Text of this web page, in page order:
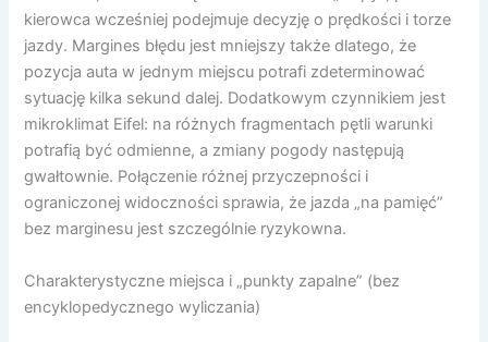
kierowca wcześniej podejmuje decyzję o prędkości i torze
jazdy. Margines błędu jest mniejszy także dlatego, że
pozycja auta w jednym miejscu potrafi zdeterminować
sytuację kilka sekund dalej. Dodatkowym czynnikiem jest
mikroklimat Eifel: na różnych fragmentach pętli warunki
potrafią być odmienne, a zmiany pogody następują
gwałtownie. Połączenie różnej przyczepności i
ograniczonej widoczności sprawia, że jazda „na pamięć”
bez marginesu jest szczególnie ryzykowna.
Charakterystyczne miejsca i „punkty zapalne” (bez
encyklopedycznego wyliczania)